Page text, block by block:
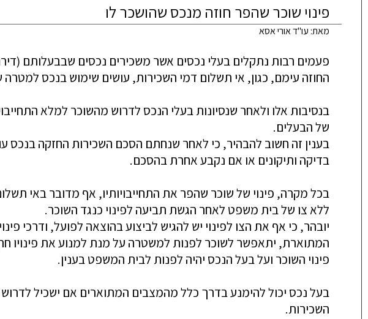
פינוי שוכר שהפר חוזה מנכס שהושכר לו
מאת: עו"ד אורי אסא
פעמים רבות נתקלים בעלי נכסים אשר משכירים נכסים שבבעלותם
החוזה עימם, כגון, אי תשלום דמי השכירות, עושים שימוש בנכס
בנסיבות אלו ולאחר שנסיונות בעלי הנכס לדרוש מהשוכר למלא
של הבעלים.
בענין זה חשוב להבהיר, כי לאחר שנחתם הסכם השכירות החזקה בנכס
בדיקה ותיקונים או אם נקבע אחרת בהסכם.
בכל מקרה, פינוי של שוכר שהפר את התחייבויותיו, אף מדובר באי
ללא צו של בית משפט לאחר הגשת תביעה לפינוי כנגד השוכר.
יובהר, כי אף את הצו לפינוי יש להגיש לביצוע בהוצאה לפועל, ודרכי
המתוארת, יתאפשר לשוכר לפנות למשטרה על מנת למנוע את פינויו
פינוי השוכר ועל בעל הנכס יהיה לפנות לבית המשפט בענין.
בעל נכס יכול להימנע בדרך כלל מהמצבים המתוארים אם ישכיל
השכירות.